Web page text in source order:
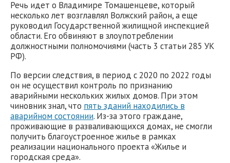
Речь идет о Владимире Томашенцеве, который
несколько лет возглавлял Волжский район, а еще
руководил Государственной жилищной инспекцией
области. Его обвиняют в злоупотреблении
должностными полномочиями (часть 3 статьи 285 УК
РФ).
По версии следствия, в период с 2020 по 2022 годы
он не осуществил контроль по признанию
аварийными нескольких жилых домов. При этом
чиновник знал, что пять зданий находились в
аварийном состоянии. Из-за этого граждане,
проживающие в разваливающихся домах, не смогли
получить благоустроенное жилье в рамках
реализации национального проекта «Жилье и
городская среда».